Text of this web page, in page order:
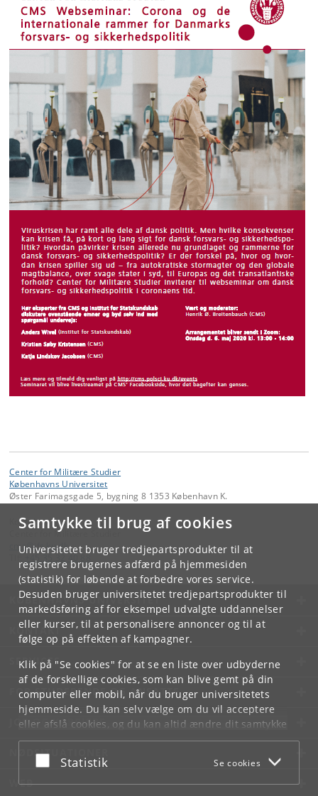
Samtykke til brug af cookies
Universitetet bruger tredjepartsprodukter til at
registrere brugernes adfærd på hjemmesiden
(statistik) for løbende at forbedre vores service.
Desuden bruger universitetet tredjepartsprodukter til
markedsføring af for eksempel udvalgte uddannelser
eller kurser, til at personalisere annoncer og til at
følge op på effekten af kampagner.
Klik på "Se cookies" for at se en liste over udbyderne
af de forskellige cookies, som kan blive gemt på din
computer eller mobil, når du bruger universitetets
hjemmeside. Du kan selv vælge om du vil acceptere
eller afslå cookies, og du kan altid ændre dit samtykke
underCookie- og privatlivspolitiksom du finder i
bunden af hver side.
Acceptér eller afslå
Statistik Se cookies
Center for Militære Studier
Københavns Universitet
Øster Farimagsgade 5, bygning 8 1353 København K.
Kontakt:
Center for Militære Studier
cms@ifs. ku.dk
KØBENHAVNS UNIVERSITET
KONTAKT
SERVICES
FOR STUDERENDE OG ANSATTE
JOB OG KARRIERE
NØDSITUATIONER
WEB